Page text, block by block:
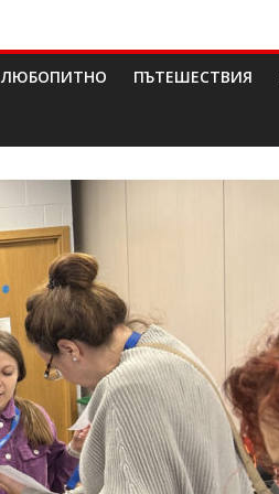
ЛЮБОПИТНО ПЪТЕШЕСТВИЯ